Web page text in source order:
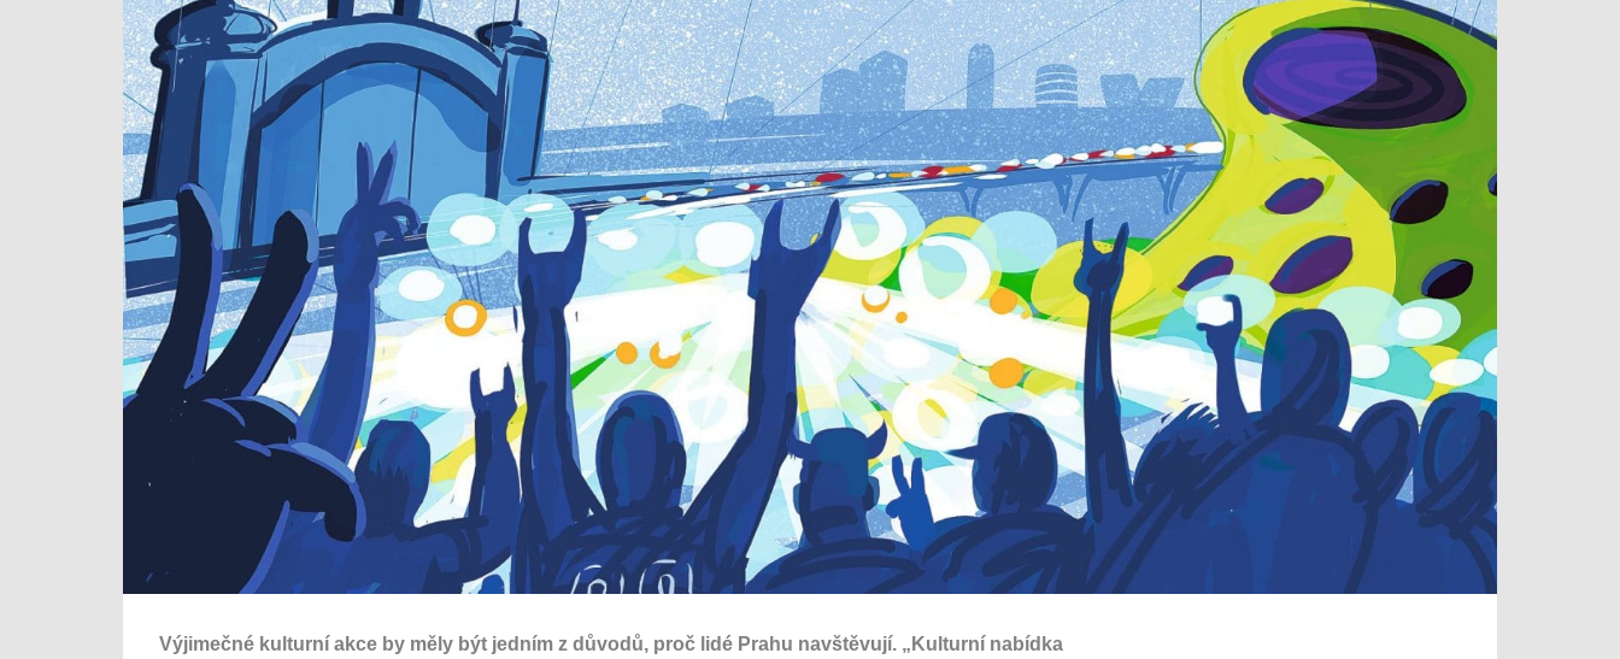
Výjimečné kulturní akce by měly být jedním z důvodů, proč lidé Prahu navštěvují. „Kulturní nabídka